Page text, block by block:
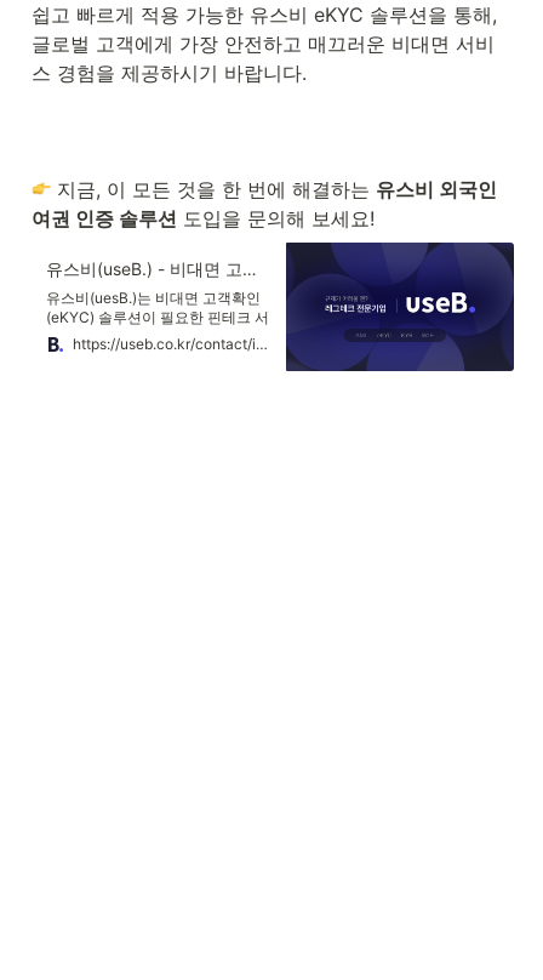
쉽고 빠르게 적용 가능한 유스비 eKYC 솔루션을 통해,
글로벌 고객에게 가장 안전하고 매끄러운 비대면 서비
스 경험을 제공하시기 바랍니다.
지금, 이 모든 것을 한 번에 해결하는 유스비 외국인
여권 인증 솔루션 도입을 문의해 보세요!
유스비(useB.) - 비대면 고객확인(eKYC) 솔루션
유스비(uesB.)는 비대면 고객확인
(eKYC) 솔루션이 필요한 핀테크 서
비스들을 비롯하여 규제로 인해 어
려움을 겪는 기업들의 문제를 AI기
https://useb.co.kr/contact/inquiry?utm_source=blog&utm_medium=referal&utm_campaign=ekyc-foreigner-passport-verification_%EB%B8%94%EB%A1%9C%EA%B7%B8_%EC%A0%84%ED%99%98%ED%98%95&utm_content=%7Bkeyword%7D&utm_term=%7Bk_query%7D